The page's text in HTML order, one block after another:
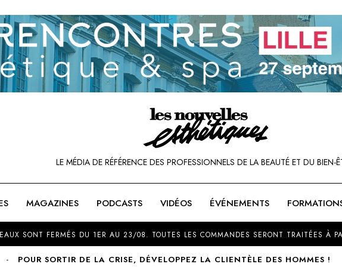
LE MÉDIA DE RÉFÉRENCE DES PROFESSIONNELS DE LA BEAUTÉ ET DU BIEN-
MAGAZINES PODCASTS VIDÉOS ÉVÉNEMENTS
SONT FERMÉS DU 1ER AU 23/08. TOUTES LES COMMANDES SERONT TRAITÉES À
POUR SORTIR DE LA CRISE, DÉVELOPPEZ LA CLIENTÈLE DES HOMMES !